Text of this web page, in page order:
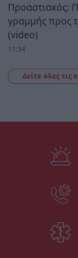
Προαστιακός:
γραμμής προς
(video)
11:34
Δείτε όλες τις